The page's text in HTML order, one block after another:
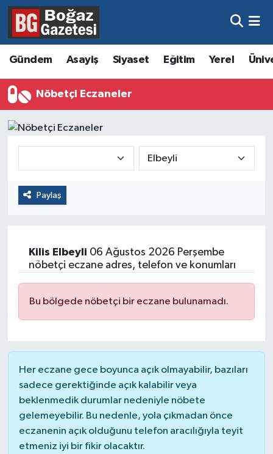
Gündem Asayiş Siyaset Eğitim Yerel
Nöbetçi Eczaneler
Paylaş
Kilis Elbeyli 06 Ağustos 2026 Perşembe
nöbetçi eczane adres, telefon ve konumları
Bu bölgede nöbetçi bir eczane bulunamadı.
Her eczane gece boyunca açık olmayabilir, bazıları
sadece gerektiğinde açık kalabilir veya
beklenmedik durumlar nedeniyle nöbete
gelemeyebilir. Bu nedenle, yola çıkmadan önce
eczanenin açık olduğunu telefon aracılığıyla teyit
etmeniz iyi bir fikir olacaktır.
Asayiş
Eğitim
Ekonomi
Kültür ve Sanat
Magazin
Sağlık
Hava Durumu
Trafik Durumu
Süper Lig Puan Durumu ve Fikstür
Son Dakika Haberleri
Haber Arşivi